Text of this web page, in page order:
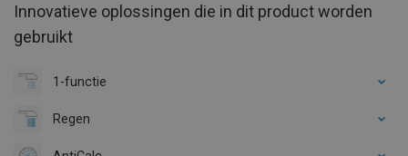
Innovatieve oplossingen die in dit product worden
gebruikt
1-functie
Regen